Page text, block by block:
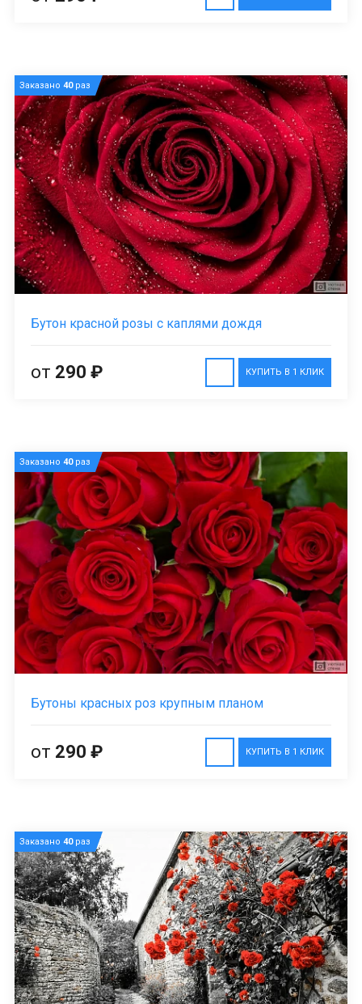
Заказано 40раз
Бутон красной розы с каплями дождя
КУПИТЬ В 1 КЛИК
от 290 ₽
Заказано 40раз
Бутоны красных роз крупным планом
КУПИТЬ В 1 КЛИК
от 290 ₽
Заказано 40раз